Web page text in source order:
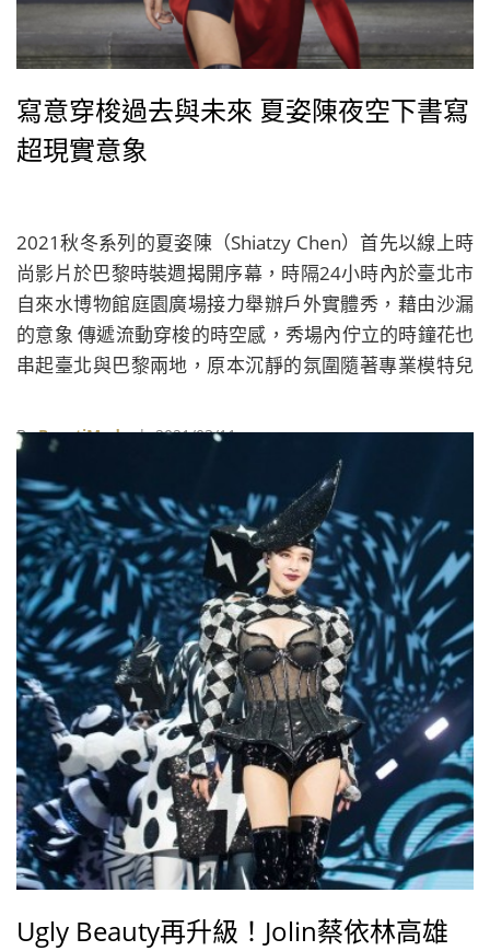
寫意穿梭過去與未來 夏姿陳夜空下書寫
超現實意象
2021秋冬系列的夏姿陳（Shiatzy Chen）首先以線上時
尚影片於巴黎時裝週揭開序幕，時隔24小時內於臺北市
自來水博物館庭園廣場接力舉辦戶外實體秀，藉由沙漏
的意象 傳遞流動穿梭的時空感，秀場內佇立的時鐘花也
串起臺北與巴黎兩地，原本沉靜的氛圍隨著專業模特兒
念，以力量傳承，秉持信念度過艱困的時刻。
ByBeautiMode| 2021/03/11
Ugly Beauty再升級！Jolin蔡依林高雄